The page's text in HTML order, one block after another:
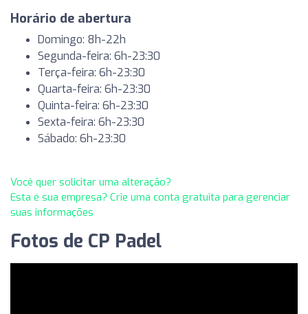
Horário de abertura
Domingo: 8h-22h
Segunda-feira: 6h-23:30
Terça-feira: 6h-23:30
Quarta-feira: 6h-23:30
Quinta-feira: 6h-23:30
Sexta-feira: 6h-23:30
Sábado: 6h-23:30
Você quer solicitar uma alteração?
Esta é sua empresa? Crie uma conta gratuita para gerenciar
suas informações
Fotos de CP Padel